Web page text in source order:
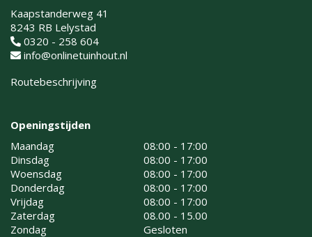
Kaapstanderweg 41
8243 RB Lelystad
0320 - 258 604
info@onlinetuinhout.nl
Routebeschrijving
Openingstijden
Maandag
08:00 - 17:00
Dinsdag
08:00 - 17:00
Woensdag
08:00 - 17:00
Donderdag
08:00 - 17:00
Vrijdag
08:00 - 17:00
Zaterdag
08.00 - 15.00
Zondag
Gesloten